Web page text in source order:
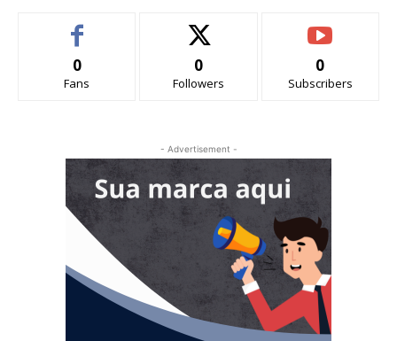
0
Fans
0
Followers
0
Subscribers
- Advertisement -